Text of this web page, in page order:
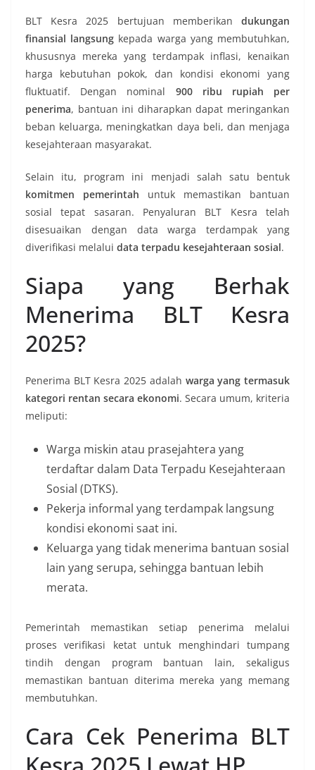
BLT Kesra 2025 bertujuan memberikan dukungan
finansial langsung kepada warga yang membutuhkan,
khususnya mereka yang terdampak inflasi, kenaikan
harga kebutuhan pokok, dan kondisi ekonomi yang
fluktuatif. Dengan nominal 900 ribu rupiah per
penerima, bantuan ini diharapkan dapat meringankan
beban keluarga, meningkatkan daya beli, dan menjaga
kesejahteraan masyarakat.
Selain itu, program ini menjadi salah satu bentuk
komitmen pemerintah untuk memastikan bantuan
sosial tepat sasaran. Penyaluran BLT Kesra telah
disesuaikan dengan data warga terdampak yang
diverifikasi melalui data terpadu kesejahteraan sosial.
Siapa yang Berhak
Menerima BLT Kesra
2025?
Penerima BLT Kesra 2025 adalah warga yang termasuk
kategori rentan secara ekonomi. Secara umum, kriteria
meliputi:
Warga miskin atau prasejahtera yang
terdaftar dalam Data Terpadu Kesejahteraan
Sosial (DTKS).
Pekerja informal yang terdampak langsung
kondisi ekonomi saat ini.
Keluarga yang tidak menerima bantuan sosial
lain yang serupa, sehingga bantuan lebih
merata.
Pemerintah memastikan setiap penerima melalui
proses verifikasi ketat untuk menghindari tumpang
tindih dengan program bantuan lain, sekaligus
memastikan bantuan diterima mereka yang memang
membutuhkan.
Cara Cek Penerima BLT